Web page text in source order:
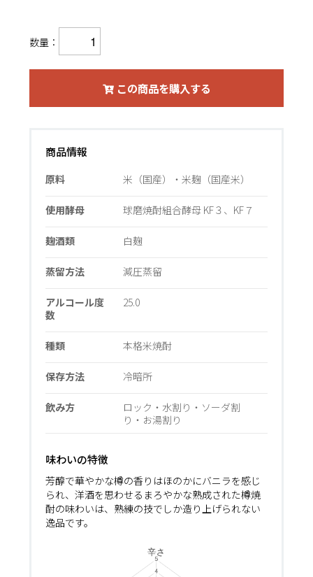
数量：
この商品を購入する
商品情報
原料 米（国産）・米麹（国産米）
使用酵母 球磨焼酎組合酵母 KF３、KF７
麹酒類 白麹
蒸留方法 減圧蒸留
アルコール度
数
25.0
種類 本格米焼酎
保存方法 冷暗所
飲み方
ロック・水割り・ソーダ割
り・お湯割り
味わいの特徴
芳醇で華やかな樽の香りはほのかにバニラを感じ
られ、洋酒を思わせるまろやかな熟成された樽焼
酎の味わいは、熟練の技でしか造り上げられない
逸品です。